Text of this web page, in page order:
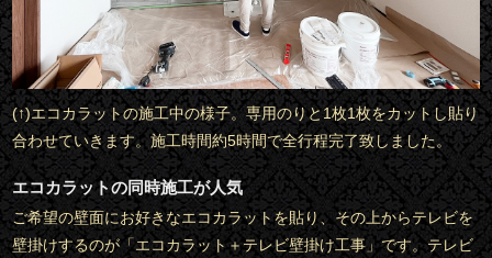
(↑)エコカラットの施工中の様子。専用のりと1枚1枚をカットし貼り
合わせていきます。施工時間約5時間で全行程完了致しました。
エコカラットの同時施工が人気
ご希望の壁面にお好きなエコカラットを貼り、その上からテレビを
壁掛けするのが「エコカラット＋テレビ壁掛け工事」です。テレビ